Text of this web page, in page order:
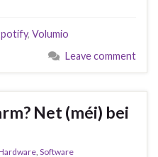
, Volumio
Leave comment
Net (méi) bei
Software